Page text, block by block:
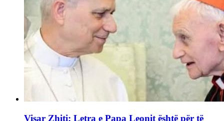
Visar Zhiti: Letra e Papa Leonit është për të